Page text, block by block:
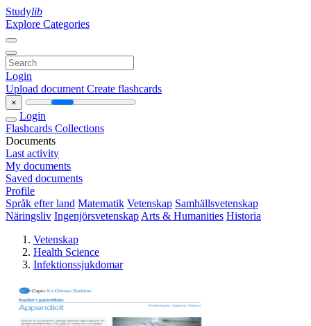
Studylib
Explore Categories
Login
Upload document Create flashcards
×
Login
Flashcards Collections
Documents
Last activity
My documents
Saved documents
Profile
Språk efter land Matematik Vetenskap Samhällsvetenskap
Näringsliv Ingenjörsvetenskap Arts & Humanities Historia
Vetenskap
Health Science
Infektionssjukdomar